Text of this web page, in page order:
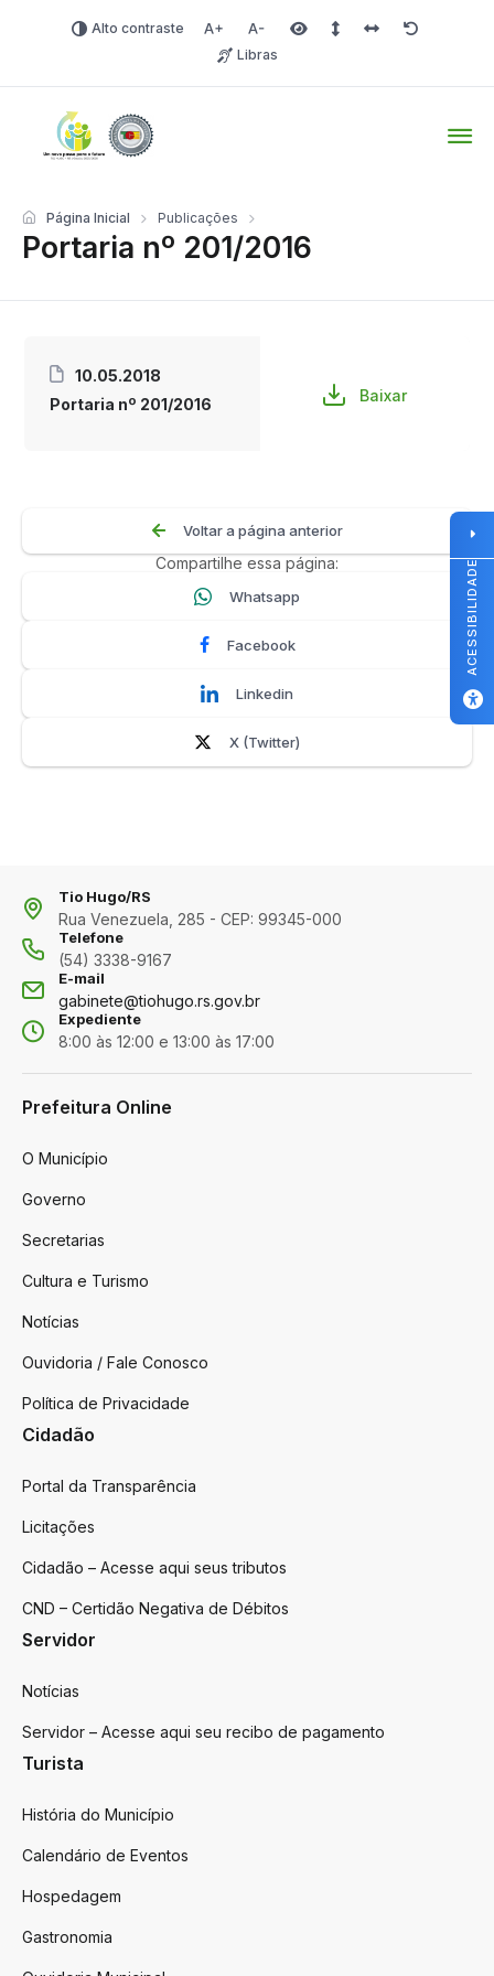
Alto contraste Aumentar fonte
Diminuir fonteÁrea selecionada
Espaçamento de linha
Espaço dos
Redefinir
Libras
Portaria nº 201/2016
Página Inicial Publicações
10.05.2018
Portaria nº 201/2016
Baixar
Voltar a página anterior
Compartilhe essa página:
Whatsapp
Facebook
Linkedin
X (Twitter)
Tio Hugo/RS
Rua Venezuela, 285 - CEP: 99345-000
Telefone
(54) 3338-9167
E-mail
gabinete@tiohugo.rs.gov.br
Expediente
8:00 às 12:00 e 13:00 às 17:00
Prefeitura Online
O Município
Governo
Secretarias
Cultura e Turismo
Notícias
Ouvidoria / Fale Conosco
Política de Privacidade
Cidadão
Portal da Transparência
Licitações
Cidadão – Acesse aqui seus tributos
CND – Certidão Negativa de Débitos
Servidor
Notícias
Servidor – Acesse aqui seu recibo de pagamento
Turista
História do Município
Calendário de Eventos
Hospedagem
Gastronomia
ACESSIBILIDADE